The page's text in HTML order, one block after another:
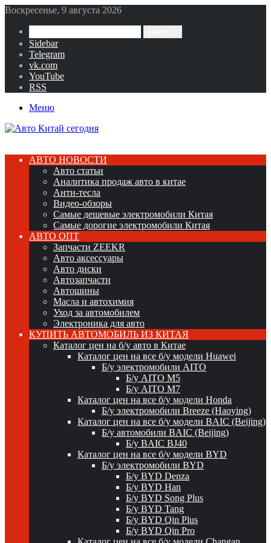
Воскресенье, 9 августа 2026
Sidebar
Telegram
vk.com
YouTube
RSS
Меню
АВТО НОВОСТИ
Авто статьи
Аналитика продаж авто в китае
Анти-тесла
Видео-обзоры
Самые дешевые электромобили Китая
Самые дорогие электромобили Китая
АВТО ОПТ
Запчасти ZEEKR
Авто аксессуары
Авто диски
Автозапчасти
Автошины
Масла и автохимия
Уход за автомобилем
Электроника для авто
КУПИТЬ АВТОМОБИЛЬ ИЗ КИТАЯ
Каталог цен на б/у авто в Китае
Каталог цен на все б/у модели Huawei
Б/у электромобили AITO
Б/у AITO M5
Б/у AITO M7
Каталог цен на все б/у модели Honda
Б/у электромобили Breeze (Haoying)
Каталог цен на все б/у модели BAIC (Beijing)
Б/у автомобили BAIC (Beijing)
Б/у BAIC BJ40
Каталог цен на все б/у модели BYD
Б/у электромобили BYD
Б/у BYD Denza
Б/у BYD Han
Б/у BYD Song Plus
Б/у BYD Tang
Б/у BYD Qin Plus
Б/у BYD Qin Pro